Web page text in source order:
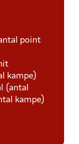
point
kampe)
(antal
kampe)